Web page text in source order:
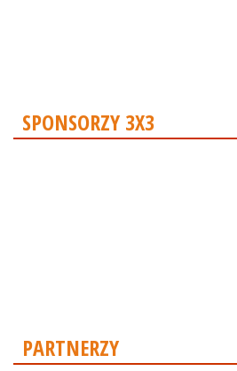
SPONSORZY 3X3
PARTNERZY